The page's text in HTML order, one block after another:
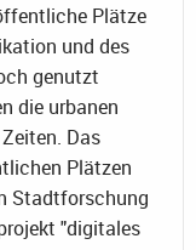
Plätze
und des
genutzt
die urbanen
Das
Plätzen
Stadtforschung
"digitales